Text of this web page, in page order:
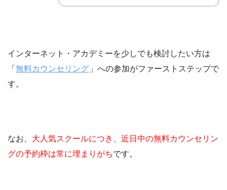
インターネット・アカデミーを少しでも検討したい方は
「 無料カウンセリング 」への参加がファーストステップで
す。
なお、 大人気スクールにつき、近日中の無料カウンセリン
グの予約枠は常に埋まりがちです。